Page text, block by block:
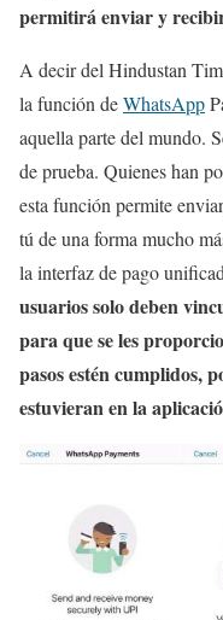
permitirá enviar y
A decir del Hindustan
la función deWhatsApp
aquella parte del mundo.
de prueba. Quienes han
esta función permite
tú de una forma mucho
la interfaz de pago
usuarios solo deben
para que se les
pasos estén cumplidos,
estuvieran en la